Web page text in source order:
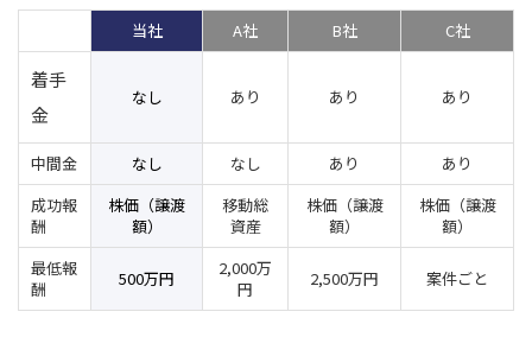
当社 A社 B社 C社
着手
金
なし あり あり あり
中間金 なし なし あり
あり
成功報
酬
株価（譲渡
額）
移動総
資産
株価（譲渡
額）
株価（譲渡
額）
最低報
酬
500万円
2,000万
円
2,500万円 案件ごと